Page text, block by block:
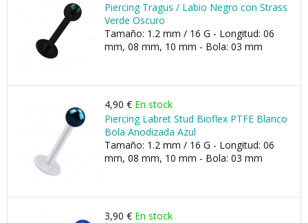
Piercing Tragus / Labio Negro con Strass
Verde Oscuro
Tamaño: 1.2 mm / 16 G - Longitud: 06
mm, 08 mm, 10 mm - Bola: 03 mm
4,90 € En stock
Piercing Labret Stud Bioflex PTFE Blanco
Bola Anodizada Azul
Tamaño: 1.2 mm / 16 G - Longitud: 06
mm, 08 mm, 10 mm - Bola: 03 mm
3,90 € En stock